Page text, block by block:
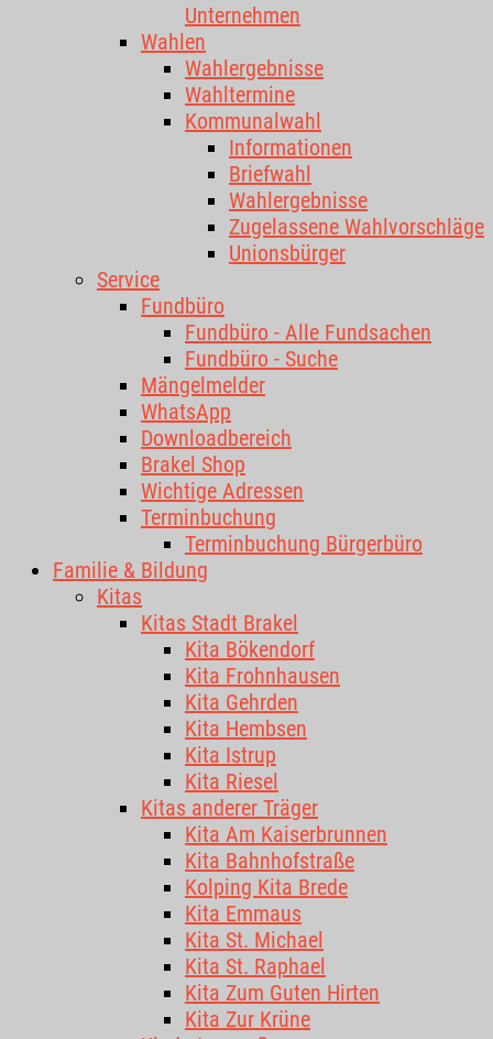
Unternehmen
Wahlen
Wahlergebnisse
Wahltermine
Kommunalwahl
Informationen
Briefwahl
Wahlergebnisse
Zugelassene Wahlvorschläge
Unionsbürger
Service
Fundbüro
Fundbüro - Alle Fundsachen
Fundbüro - Suche
Mängelmelder
WhatsApp
Downloadbereich
Brakel Shop
Wichtige Adressen
Terminbuchung
Terminbuchung Bürgerbüro
Familie & Bildung
Kitas
Kitas Stadt Brakel
Kita Bökendorf
Kita Frohnhausen
Kita Gehrden
Kita Hembsen
Kita Istrup
Kita Riesel
Kitas anderer Träger
Kita Am Kaiserbrunnen
Kita Bahnhofstraße
Kolping Kita Brede
Kita Emmaus
Kita St. Michael
Kita St. Raphael
Kita Zum Guten Hirten
Kita Zur Krüne